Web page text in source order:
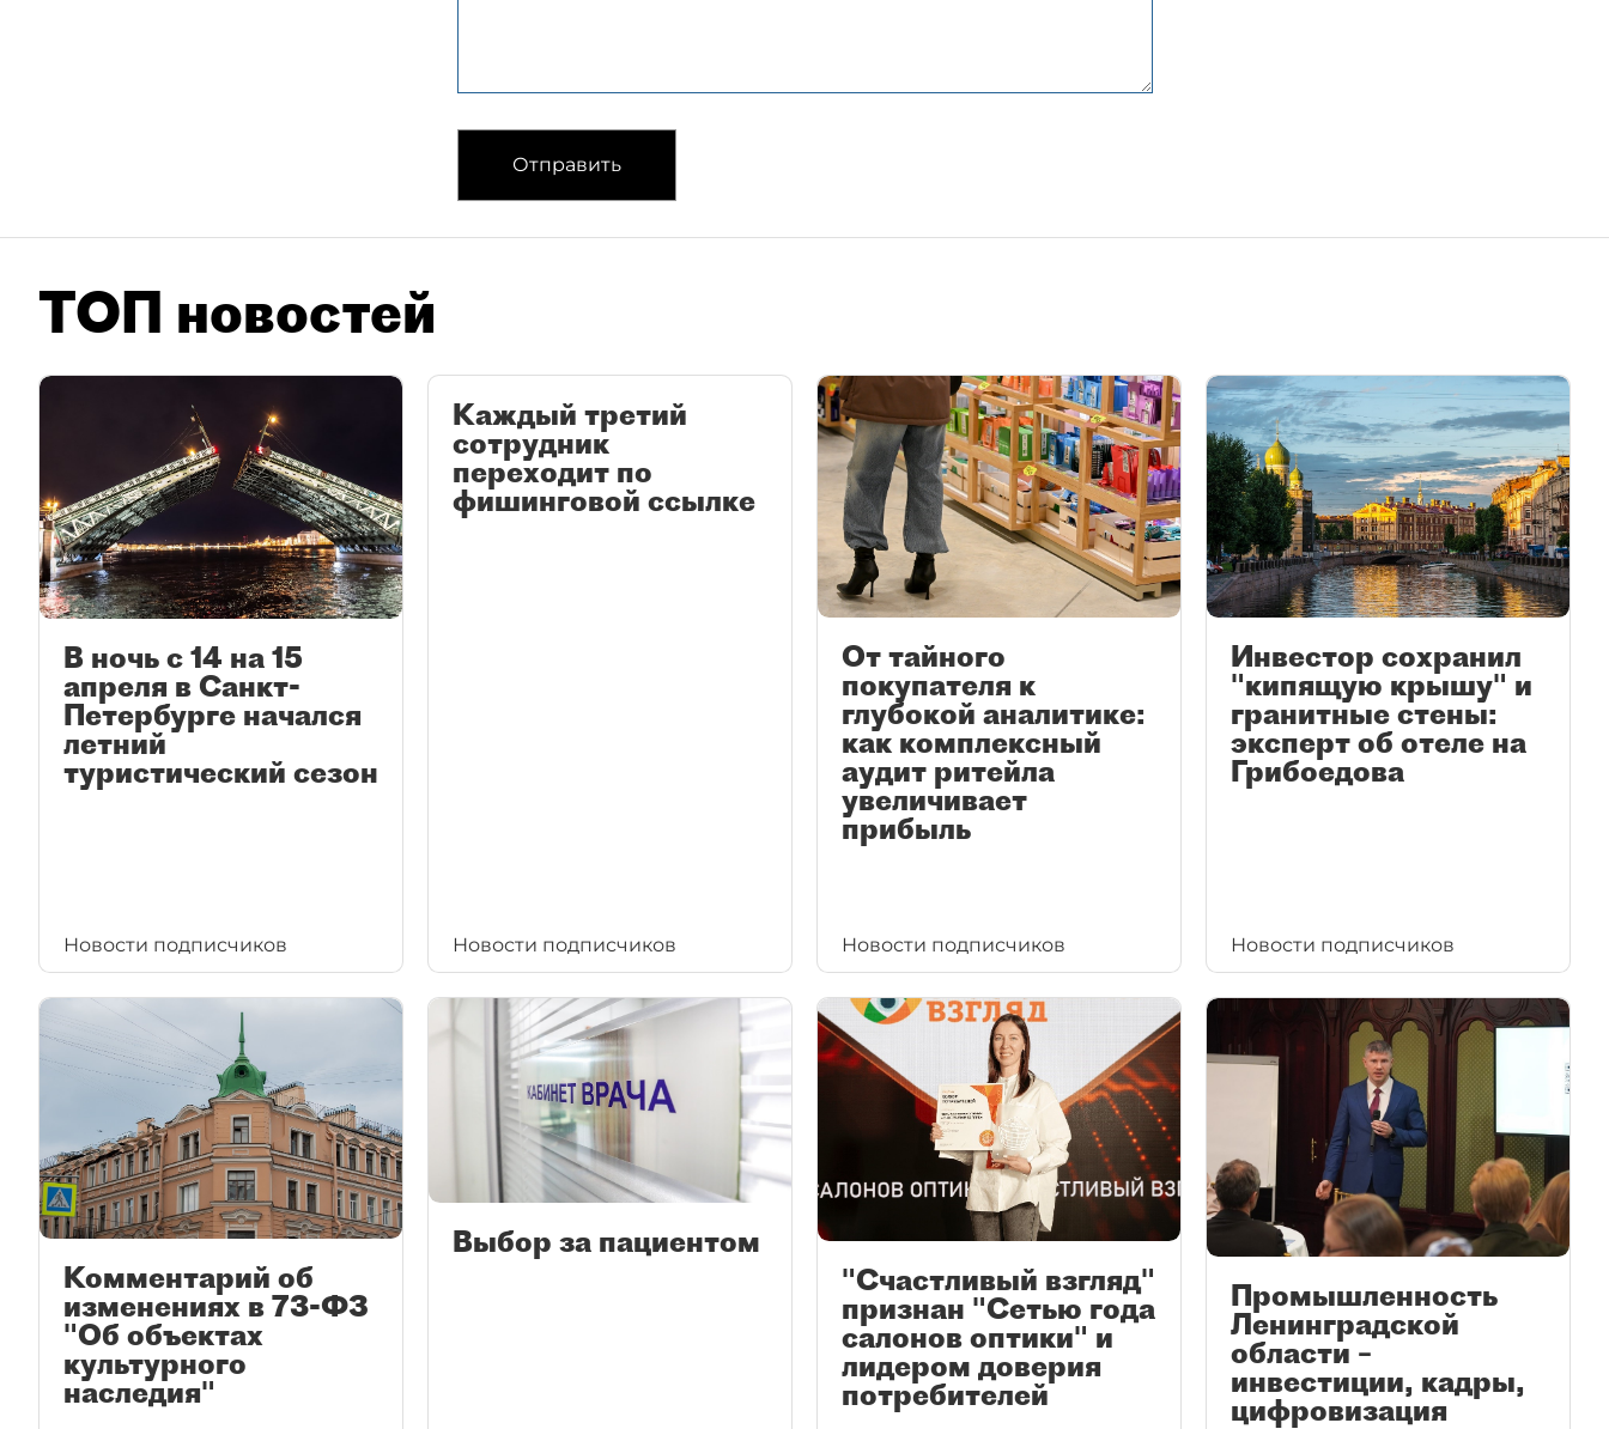
Отправить
ТОП новостей
В ночь с 14 на 15
апреля в Санкт-
Петербурге начался
летний
туристический сезон
Новости подписчиков
Каждый третий
сотрудник
переходит по
фишинговой ссылке
Новости подписчиков
От тайного
покупателя к
глубокой аналитике:
как комплексный
аудит ритейла
увеличивает
прибыль
Новости подписчиков
Инвестор сохранил
"кипящую крышу" и
гранитные стены:
эксперт об отеле на
Грибоедова
Новости подписчиков
Комментарий об
изменениях в 73-ФЗ
"Об объектах
культурного
наследия"
Выбор за пациентом
"Счастливый взгляд"
признан "Сетью года
салонов оптики" и
лидером доверия
потребителей
Промышленность
Ленинградской
области –
инвестиции, кадры,
цифровизация